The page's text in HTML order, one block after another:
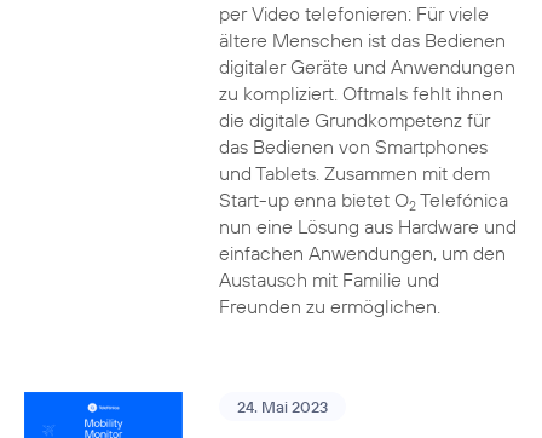
per Video telefonieren: Für viele
ältere Menschen ist das Bedienen
digitaler Geräte und Anwendungen
zu kompliziert. Oftmals fehlt ihnen
die digitale Grundkompetenz für
das Bedienen von Smartphones
und Tablets. Zusammen mit dem
Start-up enna bietet O2Telefónica
nun eine Lösung aus Hardware und
einfachen Anwendungen, um den
Austausch mit Familie und
Freunden zu ermöglichen.
24. Mai 2023